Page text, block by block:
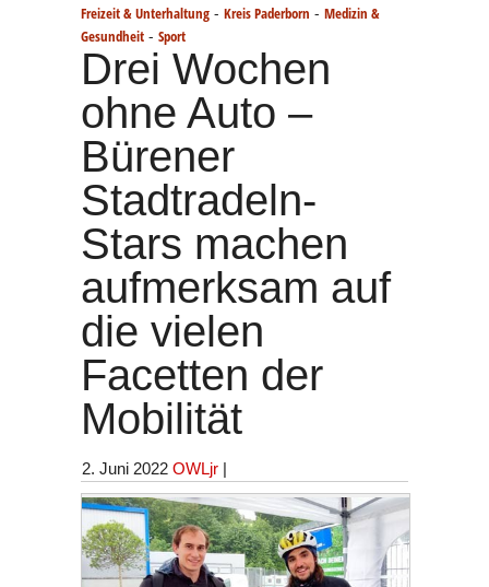
Freizeit & Unterhaltung - Kreis Paderborn - Medizin &
Gesundheit - Sport
Drei Wochen
ohne Auto –
Bürener
Stadtradeln-
Stars machen
aufmerksam auf
die vielen
Facetten der
Mobilität
2. Juni 2022 OWLjr |